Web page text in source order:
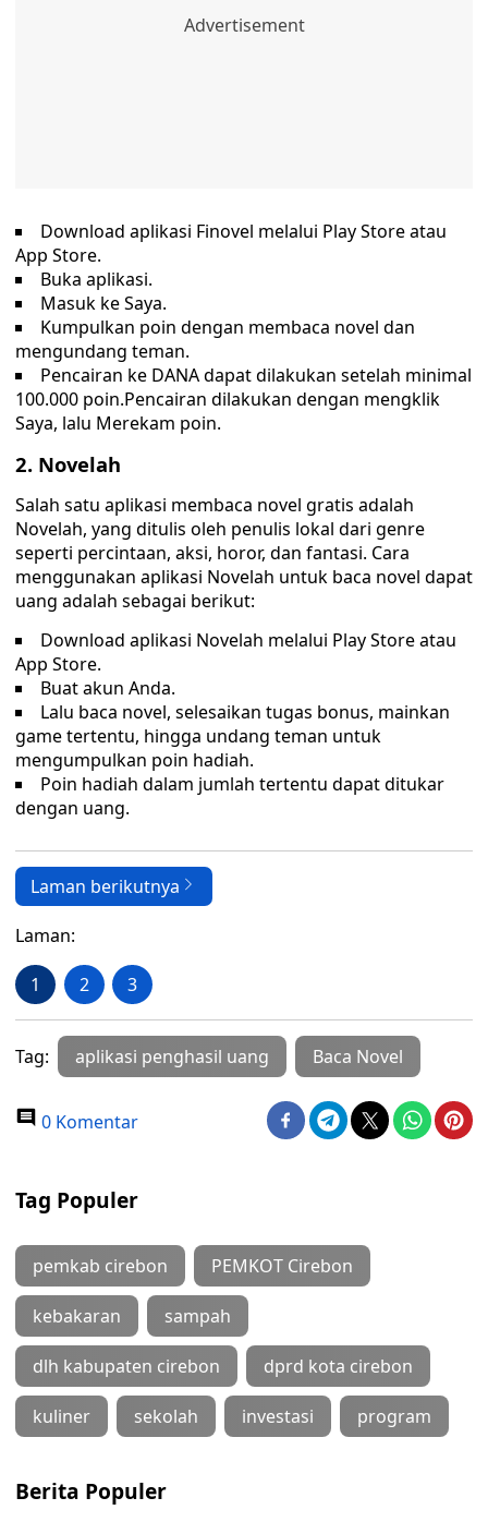
Download aplikasi Finovel melalui Play Store atau
App Store.
Buka aplikasi.
Masuk ke Saya.
Kumpulkan poin dengan membaca novel dan
mengundang teman.
Pencairan ke DANA dapat dilakukan setelah minimal
100.000 poin.Pencairan dilakukan dengan mengklik
Saya, lalu Merekam poin.
2. Novelah
Salah satu aplikasi membaca novel gratis adalah
Novelah, yang ditulis oleh penulis lokal dari genre
seperti percintaan, aksi, horor, dan fantasi. Cara
menggunakan aplikasi Novelah untuk baca novel dapat
uang adalah sebagai berikut:
Download aplikasi Novelah melalui Play Store atau
App Store.
Buat akun Anda.
Lalu baca novel, selesaikan tugas bonus, mainkan
game tertentu, hingga undang teman untuk
mengumpulkan poin hadiah.
Poin hadiah dalam jumlah tertentu dapat ditukar
dengan uang.
Laman berikutnya
Laman:
1 2 3
Tag: aplikasi penghasil uang Baca Novel
0 Komentar
Tag Populer
pemkab cirebon PEMKOT Cirebon
kebakaran sampah
dlh kabupaten cirebon dprd kota cirebon
kuliner sekolah investasi program
Berita Populer